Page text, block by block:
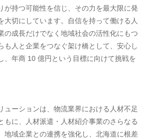
が持つ可能性を信じ、その力を最大限に発
大切にしています。自信を持って働ける人
の成長だけでなく地域社会の活性化にもつ
も人と企業をつなぐ架け橋として、安心し
、年商 10 億円という目標に向けて挑戦を
ューションは、物流業界における人材不足
もに、人材派遣・人材紹介事業のさらなる
地域企業との連携を強化し、北海道に根差